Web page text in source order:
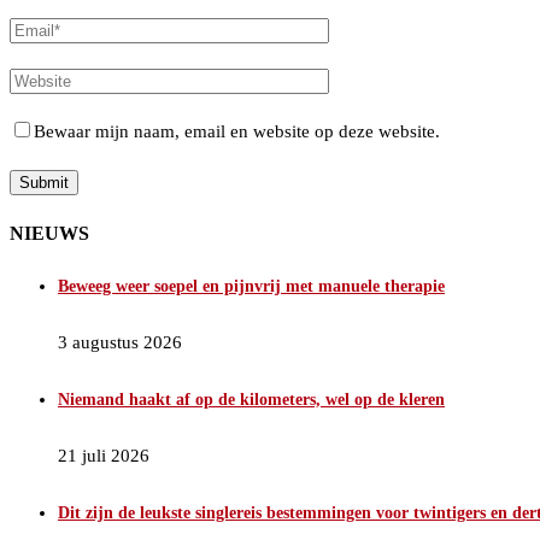
Bewaar mijn naam, email en website op deze website.
NIEUWS
Beweeg weer soepel en pijnvrij met manuele therapie
3 augustus 2026
Niemand haakt af op de kilometers, wel op de kleren
21 juli 2026
Dit zijn de leukste singlereis bestemmingen voor twintigers en